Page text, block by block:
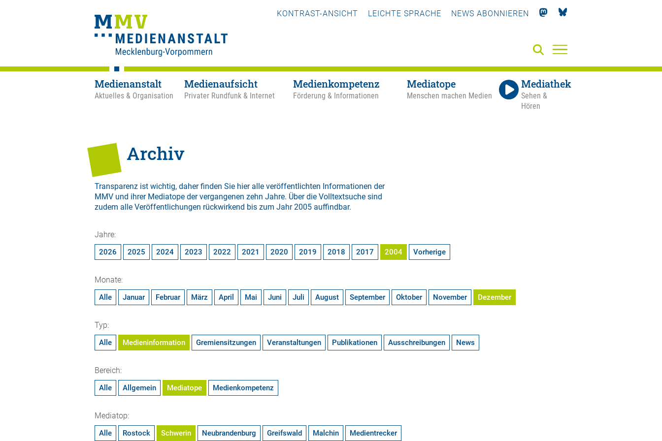
KONTRAST-ANSICHT LEICHTE SPRACHE NEWS ABONNIEREN
Medienanstalt
Aktuelles & Organisation
Medienaufsicht
Privater Rundfunk & Internet
Medienkompetenz
Förderung & Informationen
Mediatope
Menschen machen Medien
Mediathek
Sehen &
Hören
Archiv
Transparenz ist wichtig, daher finden Sie hier alle veröffentlichten Informationen der
MMV und ihrer Mediatope der vergangenen zehn Jahre. Über die Volltextsuche sind
zudem alle Veröffentlichungen rückwirkend bis zum Jahr 2005 auffindbar.
Jahre:
2026 2025 2024 2023 2022 2021 2020 2019 2018 2017 2004 Vorherige
Monate:
Alle Januar Februar März April Mai Juni Juli August September Oktober November Dezember
Typ:
Alle Medieninformation Gremiensitzungen Veranstaltungen Publikationen Ausschreibungen News
Bereich:
Alle Allgemein Mediatope Medienkompetenz
Mediatop:
Alle Rostock Schwerin Neubrandenburg Greifswald Malchin Medientrecker